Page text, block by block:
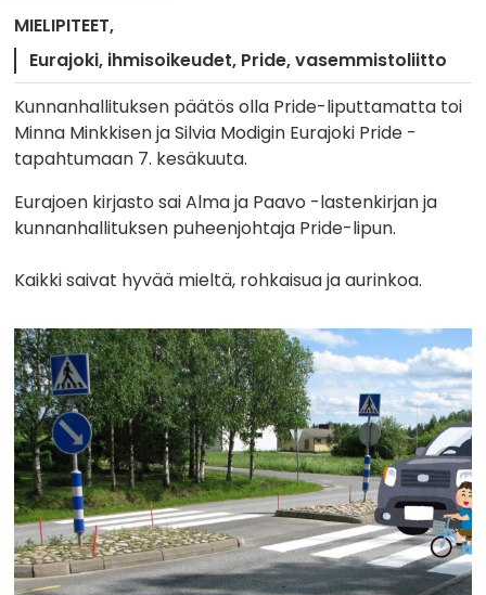
MIELIPITEET
Eurajoki ihmisoikeudet Pride vasemmistoliitto
Kunnanhallituksen päätös olla Pride-liputtamatta toi
Minna Minkkisen ja Silvia Modigin Eurajoki Pride -
tapahtumaan 7. kesäkuuta.
Eurajoen kirjasto sai Alma ja Paavo -lastenkirjan ja
kunnanhallituksen puheenjohtaja Pride-lipun.
Kaikki saivat hyvää mieltä, rohkaisua ja aurinkoa.